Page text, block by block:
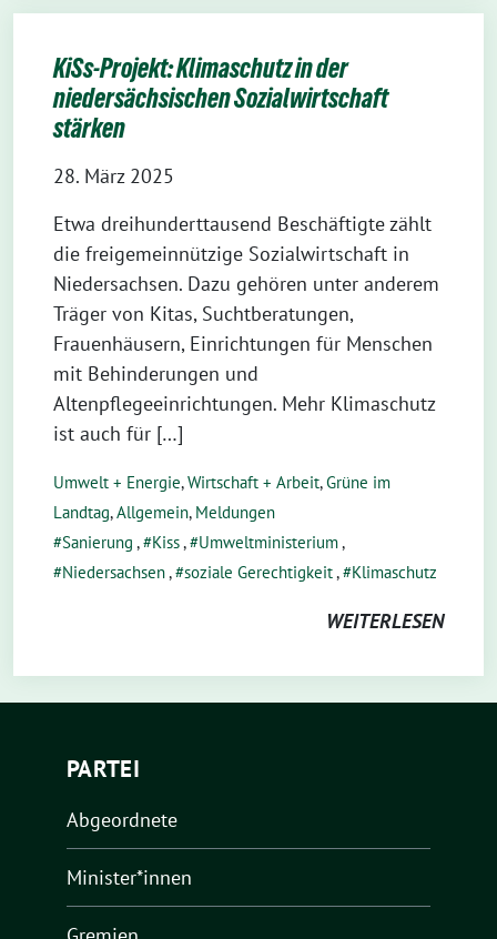
KiSs-Projekt: Klimaschutz in der
niedersächsischen Sozialwirtschaft
stärken
28. März 2025
Etwa dreihunderttausend Beschäftigte zählt
die freigemeinnützige Sozialwirtschaft in
Niedersachsen. Dazu gehören unter anderem
Träger von Kitas, Suchtberatungen,
Frauenhäusern, Einrichtungen für Menschen
mit Behinderungen und
Altenpflegeeinrichtungen. Mehr Klimaschutz
ist auch für […]
Umwelt + Energie,Wirtschaft + Arbeit,Grüne im
Landtag,Allgemein, Meldungen
Sanierung , Kiss, Umweltministerium,
Niedersachsen, soziale Gerechtigkeit, Klimaschutz
WEITERLESEN
PARTEI
Abgeordnete
Minister*innen